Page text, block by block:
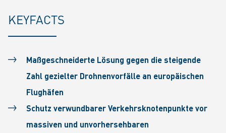
KEYFACTS
Maßgeschneiderte Lösung gegen die steigende
Zahl gezielter Drohnenvorfälle an europäischen
Flughäfen
Schutz verwundbarer Verkehrsknotenpunkte vor
massiven und unvorhersehbaren